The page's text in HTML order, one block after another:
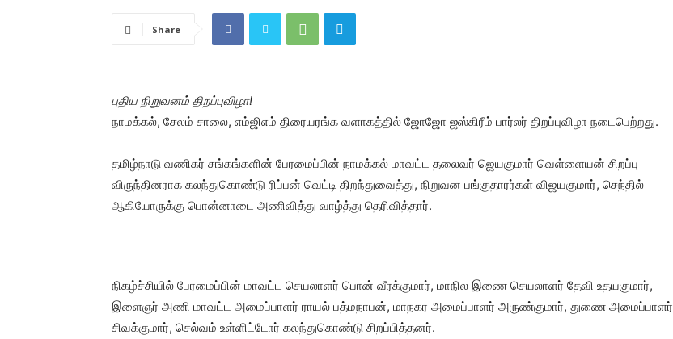
Share
புதிய நிறுவனம் திறப்புவிழா!
நாமக்கல், சேலம் சாலை, எம்ஜிஎம் திரையரங்க வளாகத்தில் ஜோஜோ ஐஸ்கிரீம் பார்லர் திறப்புவிழா நடைபெற்றது.
தமிழ்நாடு வணிகர் சங்கங்களின் பேரமைப்பின் நாமக்கல் மாவட்ட தலைவர் ஜெயகுமார் வெள்ளையன் சிறப்பு
விருந்தினராக கலந்துகொண்டு ரிப்பன் வெட்டி திறந்துவைத்து, நிறுவன பங்குதாரர்கள் விஜயகுமார், செந்தில்
ஆகியோருக்கு பொன்னாடை அணிவித்து வாழ்த்து தெரிவித்தார்.
நிகழ்ச்சியில் பேரமைப்பின் மாவட்ட செயலாளர் பொன் வீரக்குமார், மாநில இணை செயலாளர் தேவி உதயகுமார்,
இளைஞர் அணி மாவட்ட அமைப்பாளர் ராயல் பத்மநாபன், மாநகர அமைப்பாளர் அருண்குமார், துணை அமைப்பாளர்
சிவக்குமார், செல்வம் உள்ளிட்டோர் கலந்துகொண்டு சிறப்பித்தனர்.